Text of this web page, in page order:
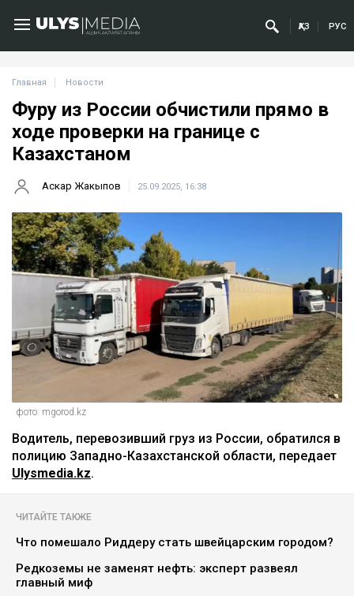
ҚАЗ РУС
Главная Новости
Фуру из России обчистили прямо в
ходе проверки на границе с
Казахстаном
Аскар Жакыпов 25.09.2025, 16:38
фото: mgorod.kz
Водитель, перевозивший груз из России, обратился в
полицию Западно-Казахстанской области, передает
Ulysmedia.kz.
ЧИТАЙТЕ ТАКЖЕ
Что помешало Риддеру стать швейцарским городом?
Редкоземы не заменят нефть: эксперт развеял
главный миф